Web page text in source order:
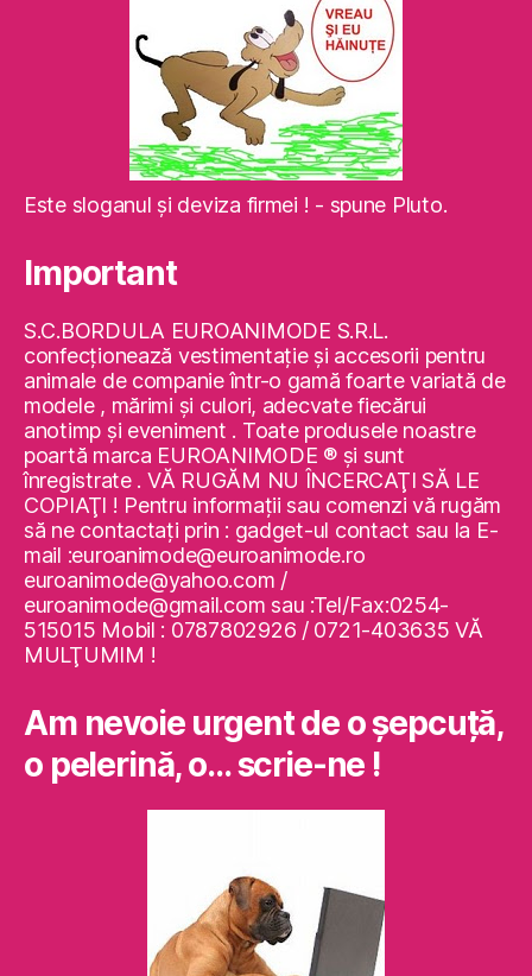
Este sloganul şi deviza firmei ! - spune Pluto.
Important
S.C.BORDULA EUROANIMODE S.R.L.
confecţionează vestimentaţie şi accesorii pentru
animale de companie într-o gamă foarte variată de
modele , mărimi şi culori, adecvate fiecărui
anotimp şi eveniment . Toate produsele noastre
poartă marca EUROANIMODE ® şi sunt
înregistrate . VĂ RUGĂM NU ÎNCERCAŢI SĂ LE
COPIAŢI ! Pentru informaţii sau comenzi vă rugăm
să ne contactaţi prin : gadget-ul contact sau la E-
mail :euroanimode@euroanimode.ro
euroanimode@yahoo.com /
euroanimode@gmail.com sau :Tel/Fax:0254-
515015 Mobil : 0787802926 / 0721-403635 VĂ
MULŢUMIM !
Am nevoie urgent de o şepcuţă,
o pelerină, o… scrie-ne !